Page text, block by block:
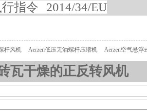
指令 2014/34/EU
杆风机 Aerzen低压无油螺杆压缩机 Aerzen空气悬浮
瓦干燥的正反转风机